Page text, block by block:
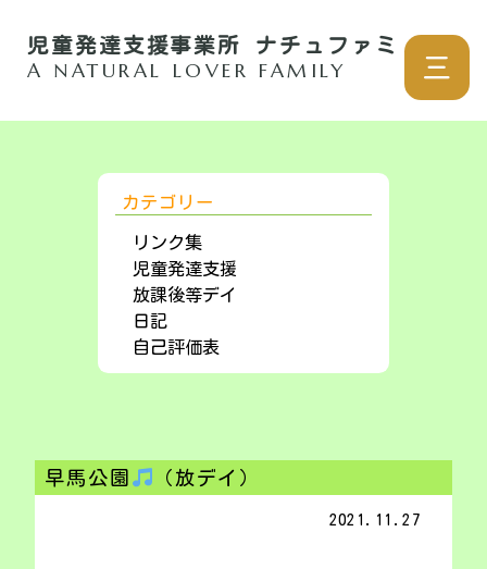
児童発達支援事業所 ナチュファミ
A NATURAL LOVER FAMILY 三
早馬公園 （放デイ）
2021.11.27
カテゴリー
リンク集
児童発達支援
放課後等デイ
日記
自己評価表